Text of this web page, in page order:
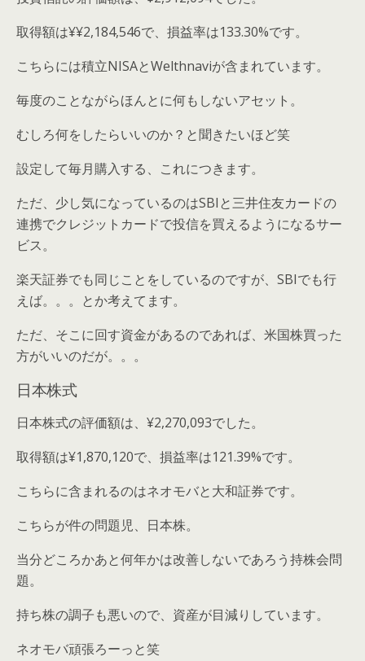
取得額は¥¥2,184,546で、損益率は133.30%です。
こちらには積立NISAとWelthnaviが含まれています。
毎度のことながらほんとに何もしないアセット。
むしろ何をしたらいいのか？と聞きたいほど笑
設定して毎月購入する、これにつきます。
ただ、少し気になっているのはSBIと三井住友カードの
連携でクレジットカードで投信を買えるようになるサー
ビス。
楽天証券でも同じことをしているのですが、SBIでも行
えば。。。とか考えてます。
ただ、そこに回す資金があるのであれば、米国株買った
方がいいのだが。。。
日本株式
日本株式の評価額は、¥2,270,093でした。
取得額は¥1,870,120で、損益率は121.39%です。
こちらに含まれるのはネオモバと大和証券です。
こちらが件の問題児、日本株。
当分どころかあと何年かは改善しないであろう持株会問
題。
持ち株の調子も悪いので、資産が目減りしています。
ネオモバ頑張ろーっと笑